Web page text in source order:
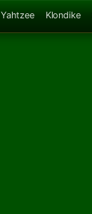
Yahtzee Klondike